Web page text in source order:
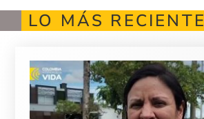
LO MÁS RECIENTE